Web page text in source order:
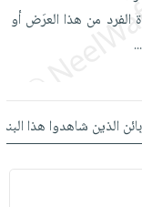
من هذا العرَض أو
...
الذين شاهدوا هذا